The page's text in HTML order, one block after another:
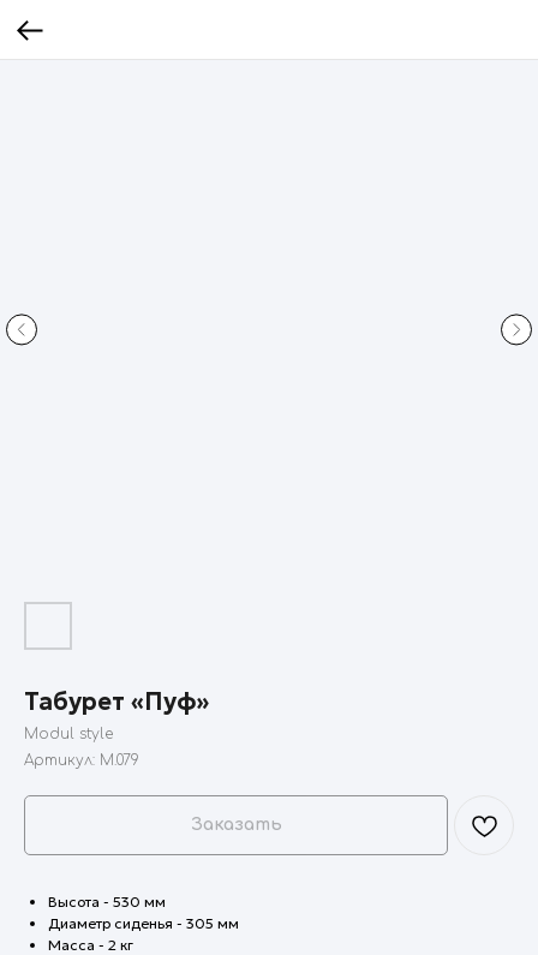
Табурет «Пуф»
Modul style
Артикул: M.079
Заказать
Высота - 530 мм
Диаметр сиденья - 305 мм
Масса - 2 кг